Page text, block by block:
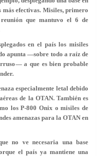
más efectivas. Misiles, primero
que mantuvo el 6 de
en el país los misiles
apunta —sobre todo a raíz de
a que es bien probable
especialmente letal debido
de la OTAN. También es
los P-800 Onix o misiles de
amenazas para la OTAN en
no ve necesaria una base
el país ya mantiene una